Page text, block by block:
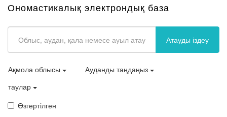
Ономастикалық электрондық база
Атауды іздеу
Ақмола облысы
Ауданды таңдаңыз
таулар
Өзгертілген